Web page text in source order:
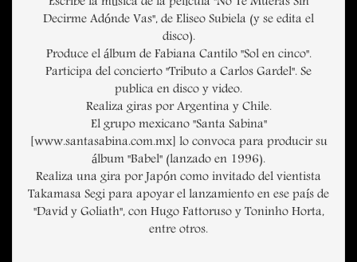
Decirme Adónde Vas", de Eliseo Subiela (y se edita el
disco).
Produce el álbum de Fabiana Cantilo "Sol en cinco".
Participa del concierto "Tributo a Carlos Gardel". Se
publica en disco y video.
Realiza giras por Argentina y Chile.
El grupo mexicano "Santa Sabina"
[www.santasabina.com.mx] lo convoca para producir su
álbum "Babel" (lanzado en 1996).
Realiza una gira por Japón como invitado del vientista
Takamasa Segi para apoyar el lanzamiento en ese país de
"David y Goliath", con Hugo Fattoruso y Toninho Horta,
entre otros.